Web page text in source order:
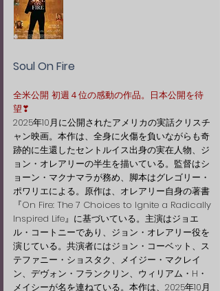
Soul On Fire
全米公開 初週４位の感動の作品。日本公開を待
望❣
2025年10月に公開されたアメリカの実話クリスチ
ャン映画。本作は、全身に火傷を負いながらも奇
跡的に生還したセントルイス出身の実在人物、ジ
ョン・オレアリーの半生を描いている。監督はシ
ョーン・マクナマラが務め、脚本はグレゴリー・
ポワリエによる。原作は、オレアリー自身の著書
『On Fire: The 7 Choices to Ignite a Radically
Inspired Life』に基づいている。主演はジョエ
ル・コートニーであり、ジョン・オレアリー役を
演じている。共演者にはジョン・コーベット、ス
テファニー・ショスタク、メイジー・マクレイ
ン、デヴォン・フランクリン、ウィリアム・H・
メイシーが名を連ねている。本作は、2025年10月